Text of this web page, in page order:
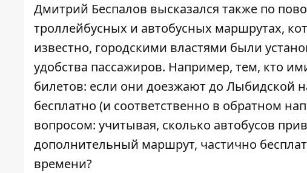
Дмитрий Беспалов высказался также по
троллейбусных и автобусных маршрутах,
известно, городскими властями были
удобства пассажиров. Например, тем, кто
билетов: если они доезжают до Лыбидской
бесплатно (и соответственно в обратном
вопросом: учитывая, сколько автобусов
дополнительный маршрут, частично
времени?